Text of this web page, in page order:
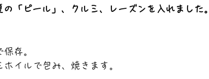
「ピール」、クルミ、レーズンを入れました。
存。
イルで包み、焼きます。